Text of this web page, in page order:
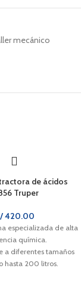
mecánico
de ácidos
Truper
420.00
especializada de alta
química.
a diferentes tamaños
hasta 200 litros.